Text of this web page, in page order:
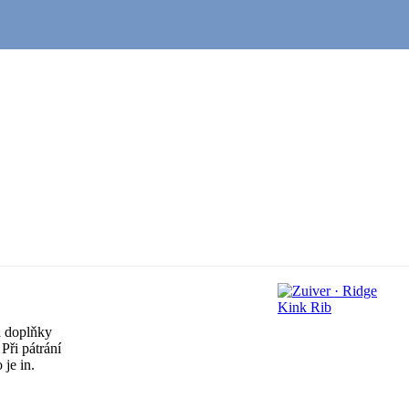
doplňky
pátrání
je in.